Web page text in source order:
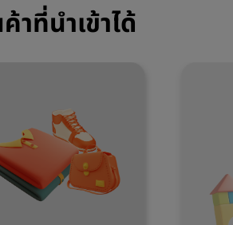
าที่นำเข้าได้